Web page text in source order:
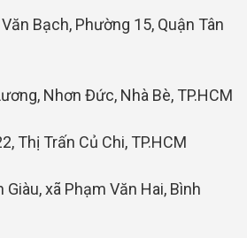
Bạch, Phường 15, Quận Tân
Nhơn Đức, Nhà Bè, TP.HCM
Thị Trấn Củ Chi, TP.HCM
Giàu, xã Phạm Văn Hai, Bình